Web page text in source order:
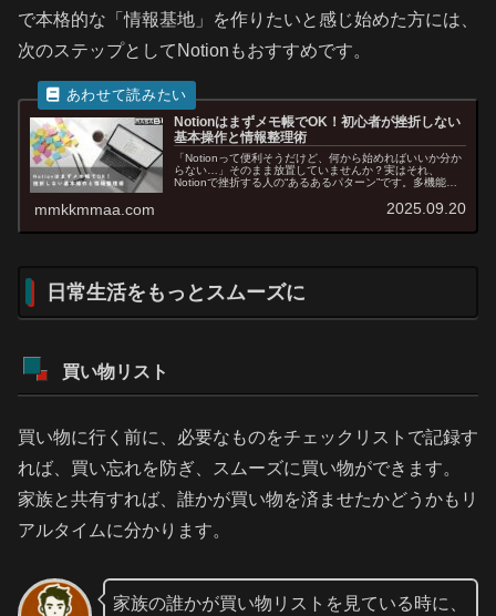
で本格的な「情報基地」を作りたいと感じ始めた方には、
次のステップとしてNotionもおすすめです。
Notionはまずメモ帳でOK！初心者が挫折しない
基本操作と情報整理術
「Notionって便利そうだけど、何から始めればいいか分か
らない…」そのまま放置していませんか？実はそれ、
Notionで挫折する人の“あるあるパターン”です。多機能＝
mmkkmmaa.com 2025.09.20
日常生活をもっとスムーズに
買い物リスト
買い物に行く前に、必要なものをチェックリストで記録す
れば、買い忘れを防ぎ、スムーズに買い物ができます。
家族と共有すれば、誰かが買い物を済ませたかどうかもリ
アルタイムに分かります。
家族の誰かが買い物リストを見ている時に、